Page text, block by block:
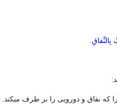
كه نفاق و دورویی را بر طرف میكند.